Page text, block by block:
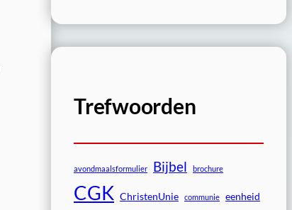
Trefwoorden
avondmaalsformulier Bijbel brochure
CGK ChristenUnie communie eenheid